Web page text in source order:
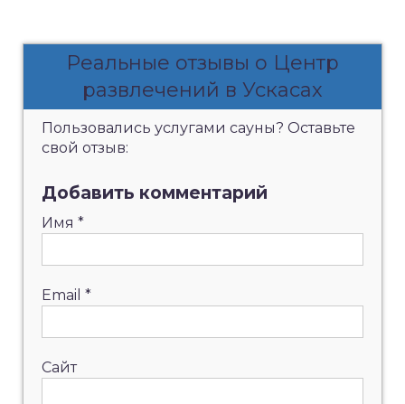
Реальные отзывы о Центр
развлечений в Ускасах
Пользовались услугами сауны? Оставьте
свой отзыв:
Добавить комментарий
Имя *
Email *
Сайт